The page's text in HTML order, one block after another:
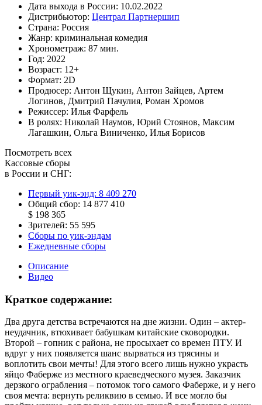
Дата выхода в России: 10.02.2022
Дистрибьютор: Централ Партнершип
Страна: Россия
Жанр: криминальная комедия
Хронометраж: 87 мин.
Год: 2022
Возраст: 12+
Формат: 2D
Продюсер: Антон Щукин, Антон Зайцев, Артем
Логинов, Дмитрий Пачулия, Роман Хромов
Режиссер: Илья Фарфель
В ролях: Николай Наумов, Юрий Стоянов, Максим
Лагашкин, Ольга Виниченко, Илья Борисов
Посмотреть всех
Кассовые сборы
в России и СНГ:
Первый уик-энд: 8 409 270
Общий сбор: 14 877 410
$ 198 365
Зрителей: 55 595
Сборы по уик-эндам
Ежедневные сборы
Описание
Видео
Краткое содержание:
Два друга детства встречаются на дне жизни. Один – актер-
неудачник, втюхивает бабушкам китайские сковородки.
Второй – гопник с района, не просыхает со времен ПТУ. И
вдруг у них появляется шанс вырваться из трясины и
воплотить свои мечты! Для этого всего лишь нужно украсть
яйцо Фаберже из местного краеведческого музея. Заказчик
дерзкого ограбления – потомок того самого Фаберже, и у него
своя мечта: вернуть реликвию в семью. И все могло бы